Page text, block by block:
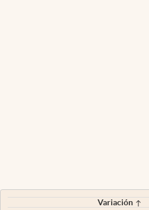
Variación